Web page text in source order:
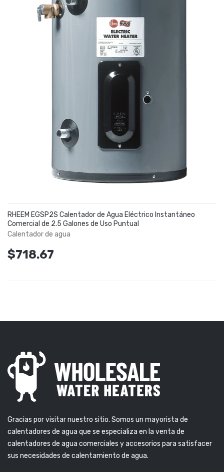
RHEEM EGSP2S Calentador de Agua Eléctrico Instantáneo
Comercial de 2.5 Galones de Uso Puntual
Calentador de agua
$718.67
Gracias por visitar nuestro sitio. Somos un mayorista de
calentadores de agua que se especializa en la venta de
calentadores de agua comerciales y accesorios para satisfacer
sus necesidades de calentamiento de agua.